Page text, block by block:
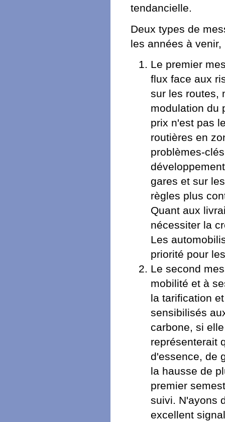
tendancielle.
Deux types de
les années à
Le premier
flux face aux
sur les routes,
modulation du
prix n'est pas
routières en
problèmes-
gares et sur
règles plus
Quant aux
nécessiter la
Les
priorité pour
Le second
mobilité et à
la tarification
sensibilisés
carbone, si
représenterait
d'essence, de
la hausse de
premier
suivi. N'ayons
excellent